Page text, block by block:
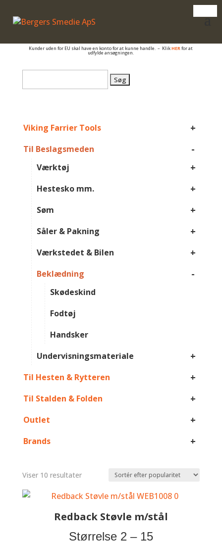
– også salg til PRIVATE
Kunder uden for EU skal have en konto for at kunne handle. – KlikHERfor at
udfylde ansøgningen.
efter:
Viking Farrier Tools +
Til Beslagsmeden -
Værktøj +
Hestesko mm. +
Søm +
Såler & Pakning +
Værkstedet & Bilen +
Beklædning -
Skødeskind
Fodtøj
Handsker
Undervisningsmateriale
+
Til Hesten & Rytteren +
Til Stalden & Folden +
Outlet +
Brands +
Viser 10 resultaterSorteret
popularitet
Redback Støvle m/stål
Størrelse 2 – 15